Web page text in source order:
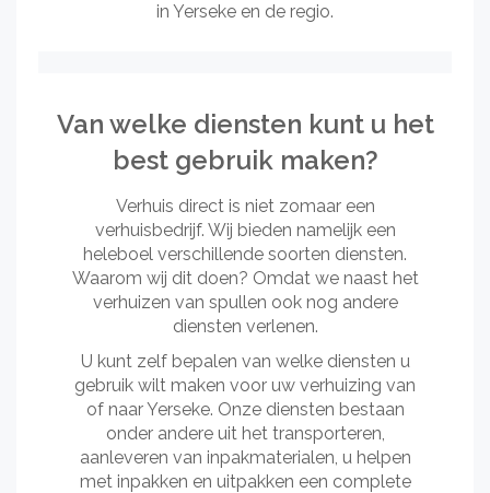
in Yerseke en de regio.
Van welke diensten kunt u het
best gebruik maken?
Verhuis direct is niet zomaar een
verhuisbedrijf. Wij bieden namelijk een
heleboel verschillende soorten diensten.
Waarom wij dit doen? Omdat we naast het
verhuizen van spullen ook nog andere
diensten verlenen.
U kunt zelf bepalen van welke diensten u
gebruik wilt maken voor uw verhuizing van
of naar Yerseke. Onze diensten bestaan
onder andere uit het transporteren,
aanleveren van inpakmaterialen, u helpen
met inpakken en uitpakken een complete